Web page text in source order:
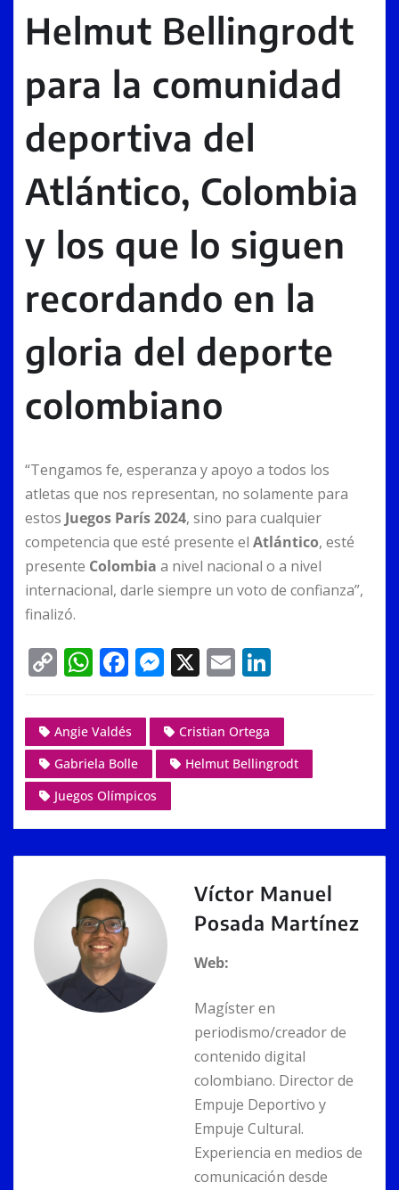
Helmut Bellingrodt
para la comunidad
deportiva del
Atlántico, Colombia
y los que lo siguen
recordando en la
gloria del deporte
colombiano
“Tengamos fe, esperanza y apoyo a todos los
atletas que nos representan, no solamente para
estos Juegos París 2024, sino para cualquier
competencia que esté presente el Atlántico, esté
presente Colombia a nivel nacional o a nivel
internacional, darle siempre un voto de confianza”,
finalizó.
C
p
y
Li
n
k
W
at
s
A
p
p
F
c
e
b
o
o
k
M
ss
e
n
g
er
X E
ai
l
k
e
dI
Angie Valdés
Cristian Ortega
Gabriela Bolle
Helmut Bellingrodt
Juegos Olímpicos
Víctor Manuel
Posada Martínez
Web:
Magíster en
periodismo/creador de
contenido digital
colombiano. Director de
Empuje Deportivo y
Empuje Cultural.
Experiencia en medios de
comunicación desde